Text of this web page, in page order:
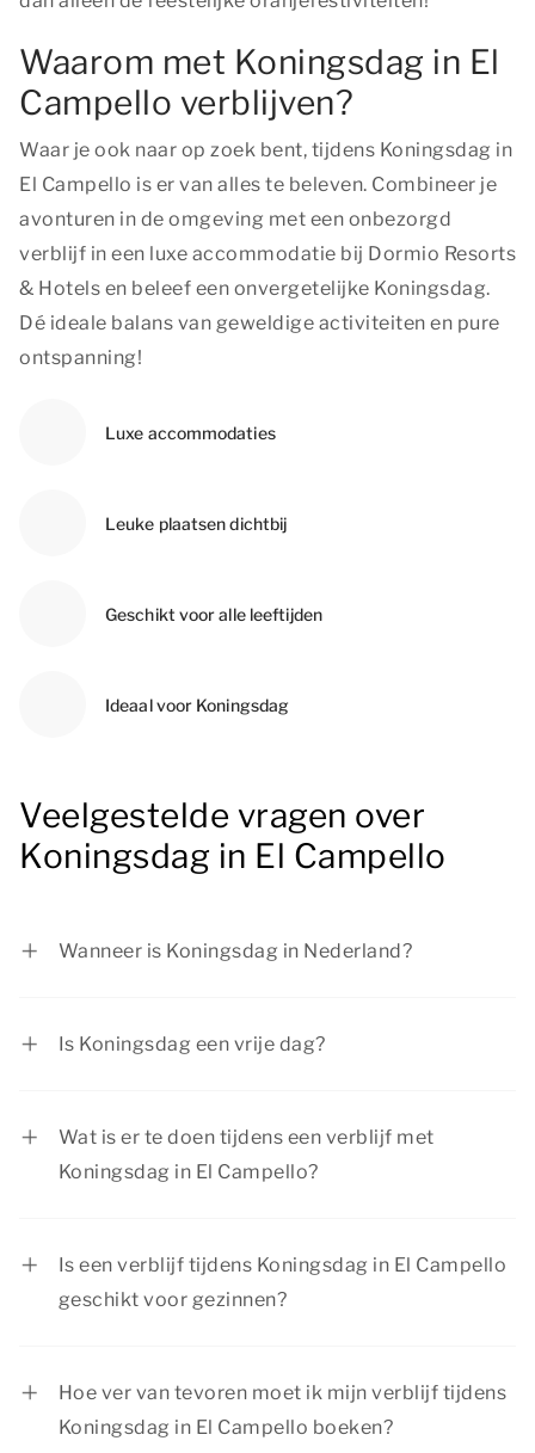
Waarom met Koningsdag in El
Campello verblijven?
Waar je ook naar op zoek bent, tijdens Koningsdag in
El Campello is er van alles te beleven. Combineer je
avonturen in de omgeving met een onbezorgd
verblijf in een luxe accommodatie bij Dormio Resorts
& Hotels en beleef een onvergetelijke Koningsdag.
Dé ideale balans van geweldige activiteiten en pure
ontspanning!
Luxe accommodaties
Leuke plaatsen dichtbij
Geschikt voor alle leeftijden
Ideaal voor Koningsdag
Veelgestelde vragen over
Koningsdag in El Campello
Wanneer is Koningsdag in Nederland?
Is Koningsdag een vrije dag?
Wat is er te doen tijdens een verblijf met
Koningsdag in El Campello?
en oud!
Is een verblijf tijdens Koningsdag in El Campello
geschikt voor gezinnen?
Hoe ver van tevoren moet ik mijn verblijf tijdens
Koningsdag in El Campello boeken?